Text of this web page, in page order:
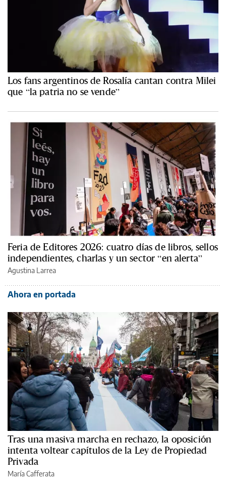
Los fans argentinos de Rosalía cantan contra Milei
que “la patria no se vende”
Feria de Editores 2026: cuatro días de libros, sellos
independientes, charlas y un sector “en alerta”
Agustina Larrea
Ahora en portada
Tras una masiva marcha en rechazo, la oposición
intenta voltear capítulos de la Ley de Propiedad
Privada
María Cafferata